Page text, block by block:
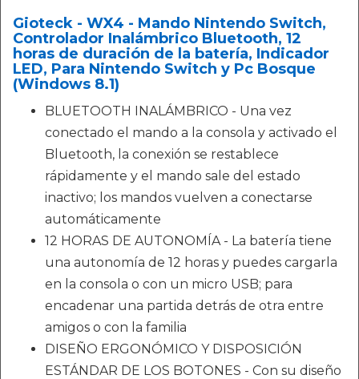
Gioteck - WX4 - Mando Nintendo Switch,
Controlador Inalámbrico Bluetooth, 12
horas de duración de la batería, Indicador
LED, Para Nintendo Switch y Pc Bosque
(Windows 8.1)
BLUETOOTH INALÁMBRICO - Una vez
conectado el mando a la consola y activado el
Bluetooth, la conexión se restablece
rápidamente y el mando sale del estado
inactivo; los mandos vuelven a conectarse
automáticamente
12 HORAS DE AUTONOMÍA - La batería tiene
una autonomía de 12 horas y puedes cargarla
en la consola o con un micro USB; para
encadenar una partida detrás de otra entre
amigos o con la familia
DISEÑO ERGONÓMICO Y DISPOSICIÓN
ESTÁNDAR DE LOS BOTONES - Con su diseño